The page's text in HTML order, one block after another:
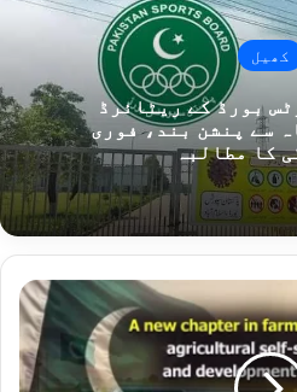
کھیل
بورڈ کے ریٹائرڈ
سے پنشن بند، فوری
کا مطالبہ